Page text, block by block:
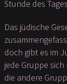
Stunde des
Das jüdische
doch gibt es im
jede Gruppe
die andere